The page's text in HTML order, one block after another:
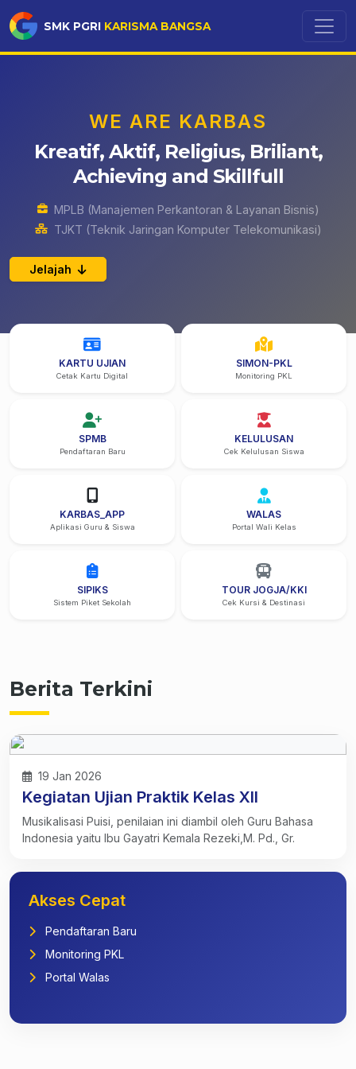
SMK PGRI KARISMA BANGSA
WE ARE KARBAS
Kreatif, Aktif, Religius, Briliant,
Achieving and Skillfull
MPLB (Manajemen Perkantoran & Layanan Bisnis)
TJKT (Teknik Jaringan Komputer Telekomunikasi)
Jelajah
KARTU UJIAN
Cetak Kartu Digital
SIMON-PKL
Monitoring PKL
SPMB
Pendaftaran Baru
KELULUSAN
Cek Kelulusan Siswa
KARBAS_APP
Aplikasi Guru & Siswa
WALAS
Portal Wali Kelas
SIPIKS
Sistem Piket Sekolah
TOUR JOGJA/KKI
Cek Kursi & Destinasi
Berita Terkini
19 Jan 2026
Kegiatan Ujian Praktik Kelas XII
Musikalisasi Puisi, penilaian ini diambil oleh Guru Bahasa
Indonesia yaitu Ibu Gayatri Kemala Rezeki,M. Pd., Gr.
Akses Cepat
Pendaftaran Baru
Monitoring PKL
Portal Walas